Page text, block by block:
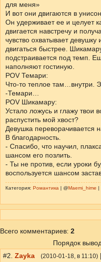
для меня»
И вот они двигаются в
Он удерживает ее и целует
двигается навстречу и
чувство охватывает
двигаться быстрее.
подстраивается под темп.
наполняют гостиную.
POV Темари:
Что-то теплое там…внутри.
-Темари…
POV Шикамару:
Устало ложусь и глажу
распустить мой хвост?
Девушка переворачивается
В благодарность.
- Спасибо, что научил,
шансом его позлить.
- Ты не против, если уроки
воспользуется шансом
Категория: Романтика | @Maemi_hime |
Всего комментариев: 2
Порядок
#2. Zayka (2010-01-18 , в 11:10)